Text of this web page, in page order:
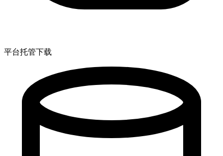
平台托管下载